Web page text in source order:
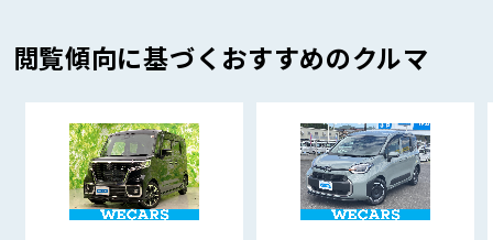
閲覧傾向に基づくおすすめのクルマ